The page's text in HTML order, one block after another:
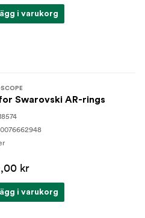
i varukorg
Swarovski AR-rings
kr
i varukorg